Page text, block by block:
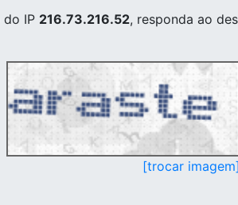
do IP 216.73.216.52, responda ao
[trocar imagem]